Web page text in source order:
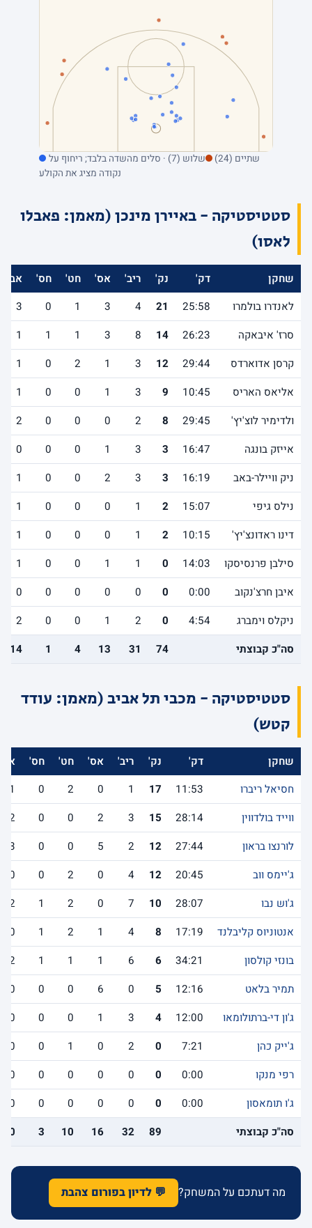
שתיים (24)
שלוש (7) · סלים מהשדה בלבד; ריחוף על
נקודה מציג את הקולע
סטטיסטיקה - באיירן מינכן (מאמן: פאבלו
לאסו)
שחקן דק' נק' ריב' אס' חט' חס'
אב'
לאנדרו בולמרו
25:58
21
4
3
1
0
3
סרז' איבאקה
26:23
14
8
3
1
1
1
קרסן אדוארדס
29:44
12
3
1
2
0
1
אליאס האריס
10:45
9
3
1
0
0
1
ולדימיר לוצ'יץ'
29:45
8
2
0
0
0
2
אייזק בונגה
16:47
3
3
1
0
0
0
ניק וויילר-באב
16:19
3
3
2
0
0
1
נילס גיפי
15:07
2
1
0
0
0
1
דינו ראדונצ'יץ'
10:15
2
1
0
0
0
1
סילבן פרנסיסקו
14:03
0
1
1
0
0
1
איבן חרצ'נקוב
0:00
0
0
0
0
0
0
ניקלס וימברג
4:54
0
2
1
0
0
2
סה"כ קבוצתי
74
31
13
4
1
14
סטטיסטיקה - מכבי תל אביב (מאמן: עודד
קטש)
שחקן דק' נק' ריב' אס' חט' חס'
אב'
חסיאל ריברו
11:53
17
1
0
2
0
1
ווייד בולדווין
28:14
15
3
2
0
0
2
לורנצו בראון
27:44
12
2
5
0
0
3
ג'יימס ווב
20:45
12
4
0
2
0
0
ג'וש נבו
28:07
10
7
0
2
1
2
אנטוניוס קליבלנד
17:19
8
4
1
2
1
0
בונזי קולסון
34:21
6
6
1
1
1
2
תמיר בלאט
12:16
5
0
6
0
0
0
ג'ון די-ברתולומאו
12:00
4
3
1
0
0
0
ג'ייק כהן
7:21
0
2
0
1
0
0
רפי מנקו
0:00
0
0
0
0
0
0
ג'ו תומאסון
0:00
0
0
0
0
0
0
סה"כ קבוצתי
89
32
16
10
3
10
מה דעתכם על המשחק? 💬 לדיון בפורום צהבת